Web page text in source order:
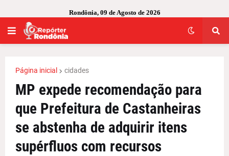
Rondônia, 09 de Agosto de 2026
Página inicial cidades
MP expede recomendação para
que Prefeitura de Castanheiras
se abstenha de adquirir itens
supérfluos com recursos